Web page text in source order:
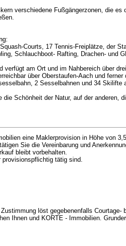
verschiedene Fußgängerzonen, die
Courts, 17 Tennis-Freiplätze, der
Schlauchboot- Rafting, Drachen- und
am Ort und im Nahbereich über
über Oberstaufen-Aach und
2 Sesselbahnen und 34 Skilifte
Schönheit der Natur, auf der
eine Maklerprovision in Höhe von
Sie die Vereinbarung und
bleibt vorbehalten.
provisionspflichtig tätig sind.
löst gegebenenfalls
Ihnen und KORTE - Immobilien.